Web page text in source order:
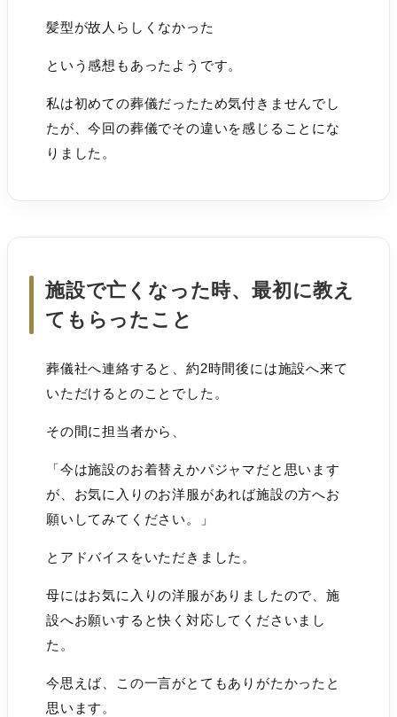
髪型が故人らしくなかった
という感想もあったようです。
私は初めての葬儀だったため気付きませんでし
たが、今回の葬儀でその違いを感じることにな
りました。
施設で亡くなった時、最初に教え
てもらったこと
葬儀社へ連絡すると、約2時間後には施設へ来て
いただけるとのことでした。
その間に担当者から、
「今は施設のお着替えかパジャマだと思います
が、お気に入りのお洋服があれば施設の方へお
願いしてみてください。」
とアドバイスをいただきました。
母にはお気に入りの洋服がありましたので、施
設へお願いすると快く対応してくださいまし
た。
今思えば、この一言がとてもありがたかったと
思います。